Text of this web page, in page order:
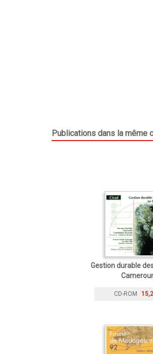
Publications dans la même
Gestion durable
CD-ROM